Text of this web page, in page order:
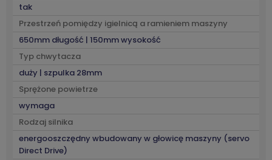
tak
Przestrzeń pomiędzy igielnicą a ramieniem maszyny
650mm długość | 150mm wysokość
Typ chwytacza
duży | szpulka 28mm
Sprężone powietrze
wymaga
Rodzaj silnika
energooszczędny wbudowany w głowicę maszyny (servo
Direct Drive)